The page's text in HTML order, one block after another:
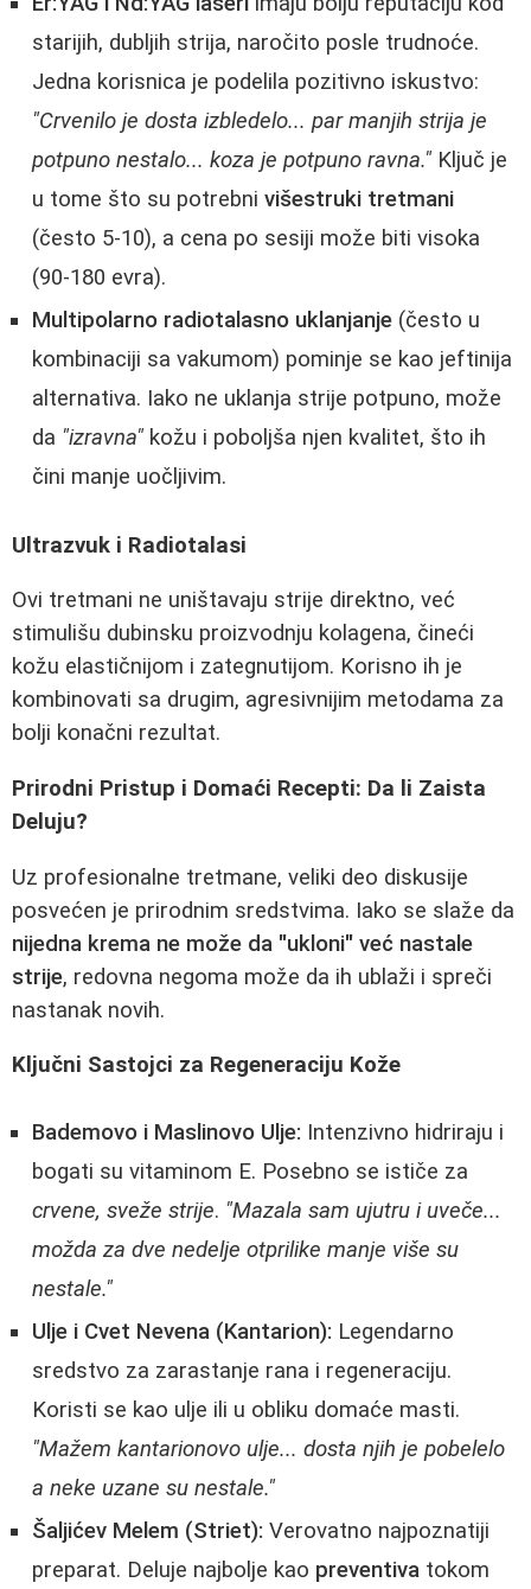
starijih, dubljih strija, naročito posle trudnoće.
Jedna korisnica je podelila pozitivno iskustvo:
"Crvenilo je dosta izbledelo... par manjih strija je
potpuno nestalo... koza je potpuno ravna." Ključ je
u tome što su potrebni višestruki tretmani
(često 5-10), a cena po sesiji može biti visoka
(90-180 evra).
Multipolarno radiotalasno uklanjanje (često u
kombinaciji sa vakumom) pominje se kao jeftinija
alternativa. Iako ne uklanja strije potpuno, može
da "izravna" kožu i poboljša njen kvalitet, što ih
čini manje uočljivim.
Ultrazvuk i Radiotalasi
Ovi tretmani ne uništavaju strije direktno, već
stimulišu dubinsku proizvodnju kolagena, čineći
kožu elastičnijom i zategnutijom. Korisno ih je
kombinovati sa drugim, agresivnijim metodama za
bolji konačni rezultat.
Prirodni Pristup i Domaći Recepti: Da li Zaista
Deluju?
Uz profesionalne tretmane, veliki deo diskusije
posvećen je prirodnim sredstvima. Iako se slaže da
nijedna krema ne može da "ukloni" već nastale
strije, redovna negoma može da ih ublaži i spreči
nastanak novih.
Ključni Sastojci za Regeneraciju Kože
Bademovo i Maslinovo Ulje: Intenzivno hidriraju i
bogati su vitaminom E. Posebno se ističe za
crvene, sveže strije. "Mazala sam ujutru i uveče...
možda za dve nedelje otprilike manje više su
nestale."
Ulje i Cvet Nevena (Kantarion): Legendarno
sredstvo za zarastanje rana i regeneraciju.
Koristi se kao ulje ili u obliku domaće masti.
"Mažem kantarionovo ulje... dosta njih je pobelelo
a neke uzane su nestale."
Šaljićev Melem (Striet): Verovatno najpoznatiji
preparat. Deluje najbolje kao preventiva tokom